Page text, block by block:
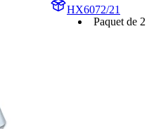
HX6072/21
Paquet de 2